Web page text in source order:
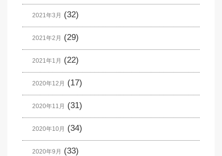
2021年3月 (32)
2021年2月 (29)
2021年1月 (22)
2020年12月 (17)
2020年11月 (31)
2020年10月 (34)
2020年9月 (33)